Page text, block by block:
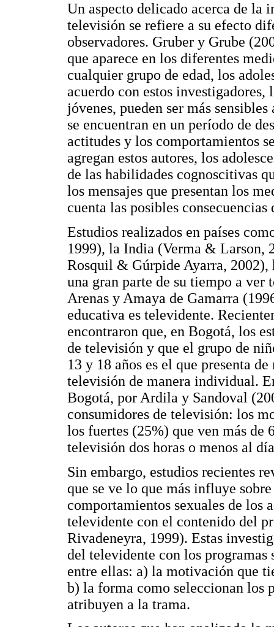
Un aspecto delicado acerca de la
televisión se refiere a su efecto
observadores. Gruber y Grube
que aparece en los diferentes
cualquier grupo de edad, los
acuerdo con estos investigadores,
jóvenes, pueden ser más
se encuentran en un período de
actitudes y los comportamientos
agregan estos autores, los
de las habilidades cognoscitivas
los mensajes que presentan los
cuenta las posibles
Estudios realizados en países
1999), la India (Verma & Larson,
Rosquil & Gúrpide Ayarra, 2002),
una gran parte de su tiempo a
Arenas y Amaya de Gamarra
educativa es televidente.
encontraron que, en Bogotá, los
de televisión y que el grupo de
13 y 18 años es el que presenta
televisión de manera individual.
Bogotá, por Ardila y Sandoval
consumidores de televisión: los
los fuertes (25%) que ven más de
televisión dos horas o menos al
Sin embargo, estudios recientes
que se ve lo que más influye
comportamientos sexuales de los
televidente con el contenido del
Rivadeneyra, 1999). Estas
del televidente con los programas
entre ellas: a) la motivación que
b) la forma como seleccionan los
atribuyen a la trama.